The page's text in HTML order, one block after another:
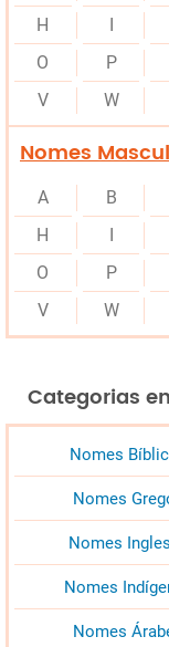
H
O
P
V
W
Nomes
A B
H
O
P
V
W
Categorias
Nomes
Nomes
Nomes
Nomes
Nomes